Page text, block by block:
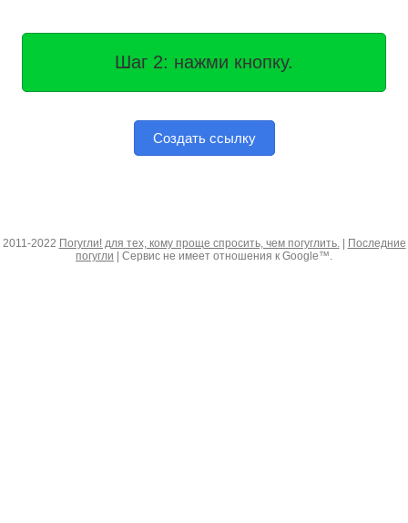
Шаг 2: нажми кнопку.
Создать ссылку
2011-2022 Погугли! для тех, кому проще спросить, чем погуглить.|
Последние
погугли | Сервис не имеет отношения к Google™.